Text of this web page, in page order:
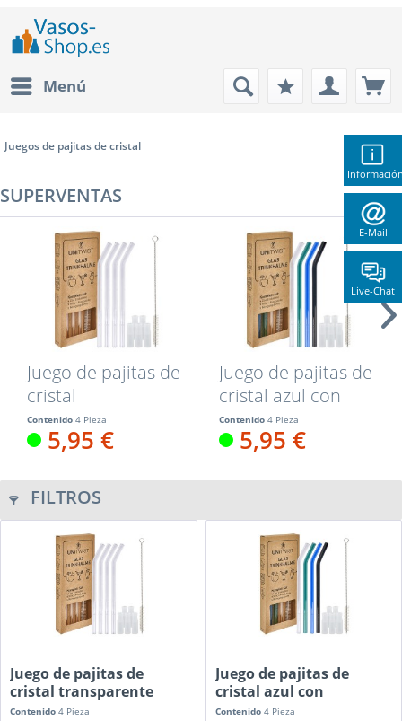
E-Mail
Live-Chat
Menú
Juegos de pajitas de cristal
SUPERVENTAS
Juego de pajitas de
cristal
transparente con...
Contenido 4 Pieza
5,95 €
Juego de pajitas de
cristal azul con
Softtips...
Contenido 4 Pieza
5,95 €
FILTROS
Juego de pajitas de
cristal transparente
con...
Contenido4 Pieza
Juego de pajitas de
cristal azul con
Softtips...
Contenido 4 Pieza